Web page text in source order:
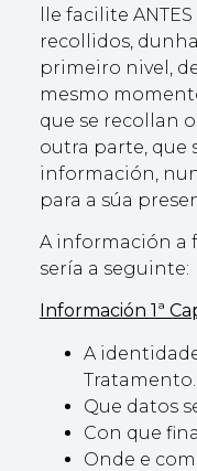
lle facilite
recollidos,
primeiro nivel,
mesmo
que se recollan
outra parte, que
información,
para a súa
A información a
sería a seguinte:
Información 1ª
A
Tratamento.
Que datos
Con que
Onde e